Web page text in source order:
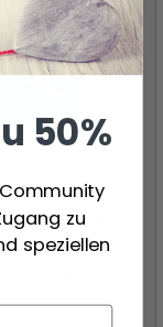
UNIVERSAL-
HALTERUNG
20.20 €
50%
zu
speziellen